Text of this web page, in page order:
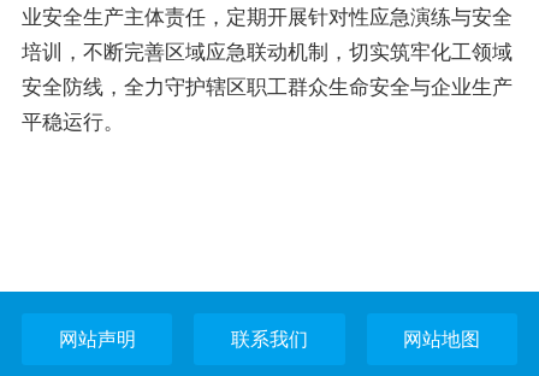
业安全生产主体责任，定期开展针对性应急演练与安全
培训，不断完善区域应急联动机制，切实筑牢化工领域
安全防线，全力守护辖区职工群众生命安全与企业生产
平稳运行。
网站声明 联系我们 网站地图